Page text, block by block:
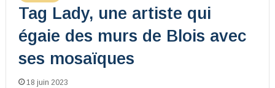
Tag Lady, une artiste qui
égaie des murs de Blois avec
ses mosaïques
18 juin 2023